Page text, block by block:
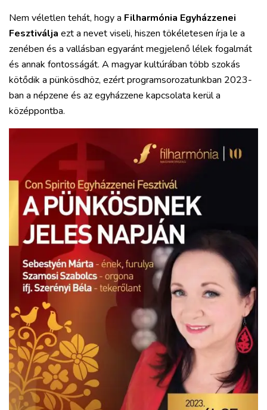
Nem véletlen tehát, hogy a Filharmónia Egyházzenei
Fesztiválja ezt a nevet viseli, hiszen tökéletesen írja le a
zenében és a vallásban egyaránt megjelenő lélek fogalmát
és annak fontosságát. A magyar kultúrában több szokás
kötődik a pünkösdhöz, ezért programsorozatunkban 2023-
ban a népzene és az egyházzene kapcsolata kerül a
középpontba.